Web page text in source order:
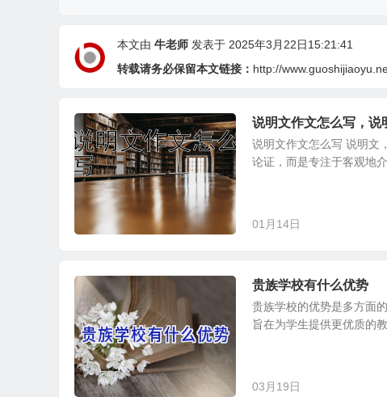
本文由 牛老师 发表于 2025年3月22日15:21:41
转载请务必保留本文链接： http://
说明文作文怎么写，说
说明文作文怎么写 说明文
论证，而是专注于客观地
01月14日
贵族学校有什么优势
贵族学校的优势是多方面
旨在为学生提供更优质的
03月19日